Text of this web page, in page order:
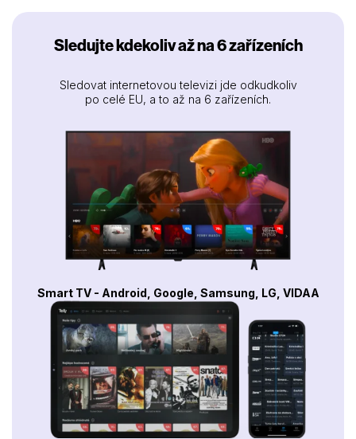
Sledujte kdekoliv až na 6 zařízeních
Sledovat internetovou televizi jde odkudkoliv
po celé EU, a to až na 6 zařízeních.
Smart TV - Android, Google, Samsung, LG, VIDAA